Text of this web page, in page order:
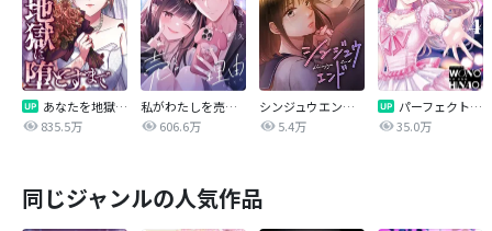
あなたを地獄に堕とすまで
835.5万
私がわたしを売る理由
606.6万
シンジュウエンド【タテヨミ】
5.4万
パーフェクトグリッター
35.0万
同じジャンルの人気作品